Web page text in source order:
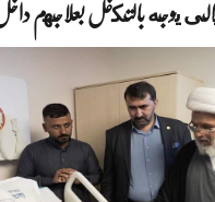
يوجه بالتكفل بعلاجهم